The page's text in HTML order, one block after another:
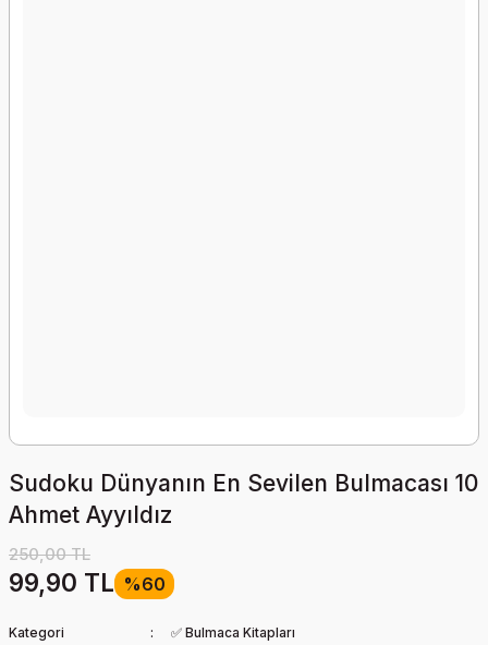
Sudoku Dünyanın En Sevilen Bulmacası 10
Ahmet Ayyıldız
250,00 TL
99,90 TL %60
Kategori
✅ Bulmaca Kitapları